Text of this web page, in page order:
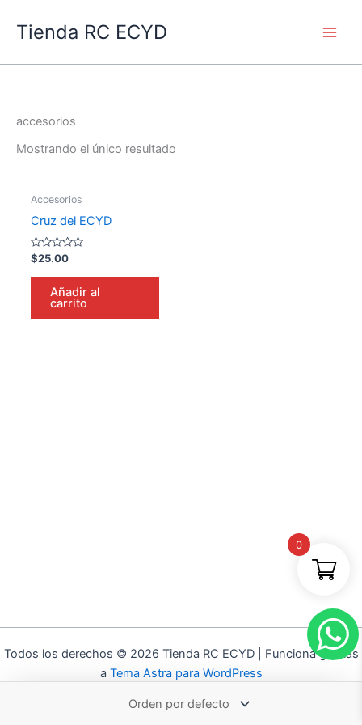
Tienda RC ECYD
accesorios
Mostrando el único resultado
Accesorios
Cruz del ECYD
Valorado
en
0
$25.00
Añadir al
carrito
Todos los derechos © 2026 Tienda RC ECYD | Funciona gracias
a Tema Astra para WordPress
0